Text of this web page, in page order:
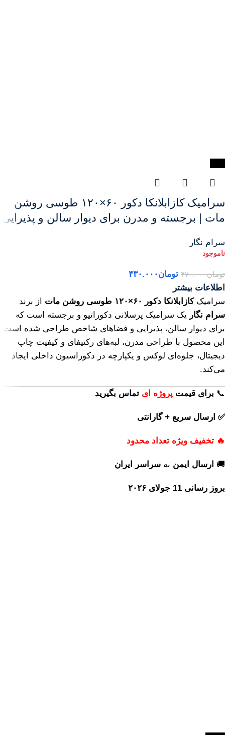
سرامیک کازابلانکا دکور ۶۰×۱۲۰ طوسی روشن
مات | برجسته و مدرن برای دیوار سالن و پذیرایی
سرام نگار
تومان۴۷۰.۰۰۰ تومان۴۳۰.۰۰۰
اطلاعات بیشتر
سرامیککازابلانکا دکور ۶۰×۱۲۰ طوسی روشن مات
از برند
سرام نگار یک سرامیک پرسلانی دکوراتیو و برجسته است که
برای دیوار سالن، پذیرایی و فضاهای شاخص طراحی شده است.
این محصول با طراحی مدرن، لبه‌های رکتیفای و کیفیت چاپ
دیجیتال، جلوه‌ای لوکس و یکپارچه در دکوراسیون داخلی ایجاد
می‌کند.
📞 برای قیمت پروژه ای تماس بگیرید
✅ ارسال سریع + گارانتی
🔥 تخفیف ویژه تعداد محدود
🚚 ارسال ایمن به سراسر ایران
بروز رسانی 11 جولای ۲۰۲۶